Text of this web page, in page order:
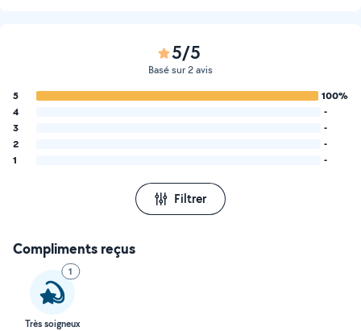
5/5
Basé sur 2 avis
5
100%
4
-
3
-
2
-
1
-
Filtrer
Compliments reçus
1
Très soigneux